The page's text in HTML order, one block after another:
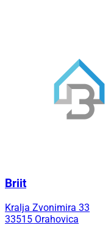
Briit
Kralja Zvonimira 33
33515 Orahovica